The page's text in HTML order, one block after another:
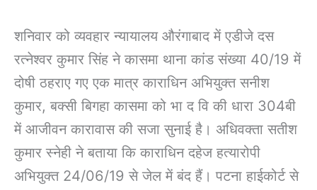
शनिवार को व्यवहार न्यायालय औरंगाबाद में एडीजे दस
रत्नेश्वर कुमार सिंह ने कासमा थाना कांड संख्या 40/19 में
दोषी ठहराए गए एक मात्र काराधिन अभियुक्त सनीश
कुमार, बक्सी बिगहा कासमा को भा द वि की धारा 304बी
में आजीवन कारावास की सजा सुनाई है। अधिवक्ता सतीश
कुमार स्नेही ने बताया कि काराधिन दहेज हत्यारोपी
अभियुक्त 24/06/19 से जेल में बंद हैं। पटना हाईकोर्ट से